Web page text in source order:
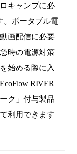
キャンプに必
。ポータブル電
画配信に必要
時の電源対策
始める際に入
RIVER
ク」付与製品
利用できます